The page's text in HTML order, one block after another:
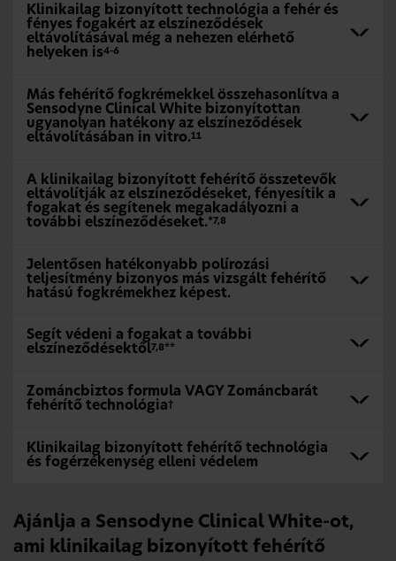
Klinikailag bizonyított technológia a fehér és
fényes fogakért az elszíneződések
eltávolításával még a nehezen elérhető
helyeken is4-6
Más fehérítő fogkrémekkel összehasonlítva a
Sensodyne Clinical White bizonyítottan
ugyanolyan hatékony az elszíneződések
eltávolításában in vitro.11
A klinikailag bizonyított fehérítő összetevők
eltávolítják az elszíneződéseket, fényesítik a
fogakat és segítenek megakadályozni a
további elszíneződéseket.*7,8
Jelentősen hatékonyabb polírozási
teljesítmény bizonyos más vizsgált fehérítő
hatású fogkrémekhez képest.
Segít védeni a fogakat a további
elszíneződésektől7,8**
Zománcbiztos formula VAGY Zománcbarát
fehérítő technológia†
Klinikailag bizonyított fehérítő technológia
és fogérzékenység elleni védelem
Ajánlja a Sensodyne Clinical White-ot,
ami klinikailag bizonyított fehérítő